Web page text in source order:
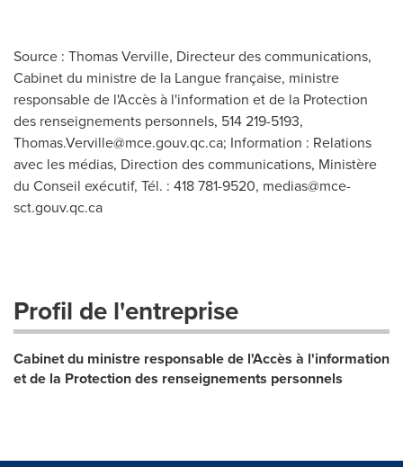
Source : Thomas Verville, Directeur des communications,
Cabinet du ministre de la Langue française, ministre
responsable de l'Accès à l'information et de la Protection
des renseignements personnels, 514 219-5193,
Thomas.Verville@mce.gouv.qc.ca; Information : Relations
avec les médias, Direction des communications, Ministère
du Conseil exécutif, Tél. : 418 781-9520, medias@mce-
sct.gouv.qc.ca
Profil de l'entreprise
Cabinet du ministre responsable de l'Accès à l'information
et de la Protection des renseignements personnels